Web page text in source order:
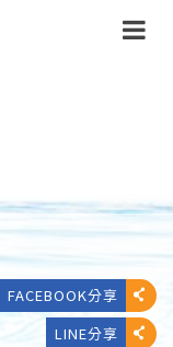
FACEBOOK分享
LINE分享